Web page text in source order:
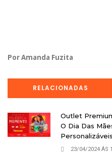
Por Amanda Fuzita
RELACIONADAS
Outlet
O Dia Das
Personalizáveis
23/04/2024 ÁS